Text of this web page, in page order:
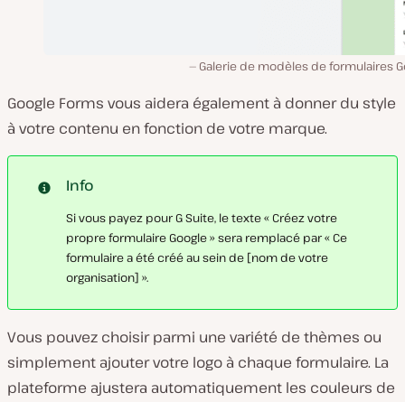
Galerie de modèles de formulaires
Google Forms vous aidera également à donner du style
à votre contenu en fonction de votre marque.
Info
Si vous payez pour G Suite, le texte « Créez votre
propre formulaire Google » sera remplacé par « Ce
formulaire a été créé au sein de [nom de votre
organisation] ».
Vous pouvez choisir parmi une variété de thèmes ou
simplement ajouter votre logo à chaque formulaire. La
plateforme ajustera automatiquement les couleurs de